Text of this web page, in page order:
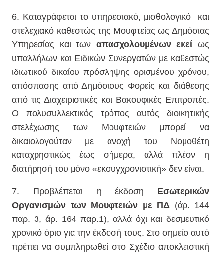
6. Καταγράφεται το υπηρεσιακό, μισθολογικό
και
στελεχιακό καθεστώς της Μουφτείας ως Δημόσιας
Υπηρεσίας και των απασχολουμένων εκεί ως
υπαλλήλων και Ειδικών Συνεργατών με καθεστώς
ιδιωτικού δικαίου πρόσληψης ορισμένου χρόνου,
απόσπασης από Δημόσιους Φορείς και διάθεσης
από τις Διαχειριστικές και Βακουφικές Επιτροπές.
Ο πολυσυλλεκτικός τρόπος αυτός διοικητικής
στελέχωσης των Μουφτειών μπορεί να
δικαιολογούταν με ανοχή του Νομοθέτη
καταχρηστικώς έως σήμερα, αλλά πλέον η
διατήρησή του μόνο «εκσυγχρονιστική» δεν είναι.
7. Προβλέπεται η έκδοση Εσωτερικών
Οργανισμών των Μουφτειών με ΠΔ (άρ. 144
παρ. 3, άρ. 164 παρ.1), αλλά όχι και δεσμευτικό
χρονικό όριο για την έκδοσή τους. Στο σημείο αυτό
πρέπει να συμπληρωθεί στο Σχέδιο αποκλειστική